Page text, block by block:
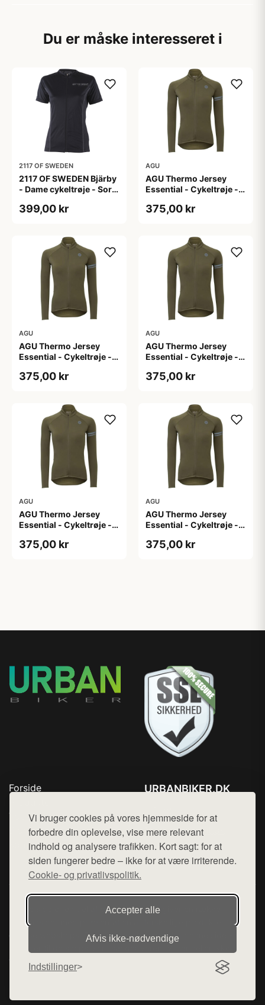
Vi bruger cookies på vores hjemmeside for at
forbedre din oplevelse, vise mere relevant
indhold og analysere trafikken. Kort sagt: for at
siden fungerer bedre – ikke for at være irriterende.
Cookie- og privatlivspolitik.
Accepter alle
Afvis ikke‑nødvendige
Indstillinger
Du er måske interesseret i
2117 OF SWEDEN
2117 OF SWEDEN Bjärby
- Dame cykeltrøje - Sort
399,00 kr
AGU
AGU Thermo Jersey
Essential - Cykeltrøje -
L
375,00 kr
AGU
AGU Thermo Jersey
Essential - Cykeltrøje -
M
375,00 kr
AGU
AGU Thermo Jersey
Essential - Cykeltrøje -
S
375,00 kr
AGU
AGU Thermo Jersey
Essential - Cykeltrøje -
XL
375,00 kr
AGU
AGU Thermo Jersey
Essential - Cykeltrøje -
XXL
375,00 kr
Forside
Top Rabatter
Blog
Kontakt
URBANBIKER.DK
Mail: hej@want.dk
Cookie- og privatlivspolitik
Denne side er en del af want.dk, der udgiver en række
hjemmesider med præsentation af forskellige produkter fra
diverse webshops. Der sælges ikke varer fra denne side - vi
varerne på lager.